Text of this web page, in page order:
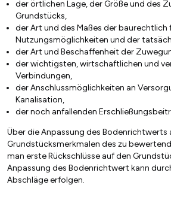
der örtlichen Lage, der Größe und des
Grundstücks,
der Art und des Maßes der
Nutzungsmöglichkeiten und der
der Art und Beschaffenheit der
der wichtigsten, wirtschaftlichen und
Verbindungen,
der Anschlussmöglichkeiten an
Kanalisation,
der noch anfallenden
Über die Anpassung des Bodenrichtwerts
Grundstücksmerkmalen des zu
man erste Rückschlüsse auf den
Anpassung des Bodenrichtwert kann
Abschläge erfolgen.